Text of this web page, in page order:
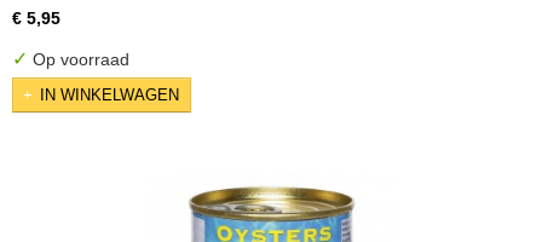
€ 5,95
✓ Op voorraad
IN WINKELWAGEN